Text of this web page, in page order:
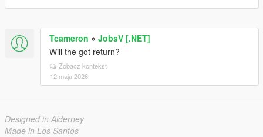
Tcameron » JobsV [.NET]
Will the got return?
Zobacz kontekst
12 maja 2026
Designed in Alderney
Made in Los Santos